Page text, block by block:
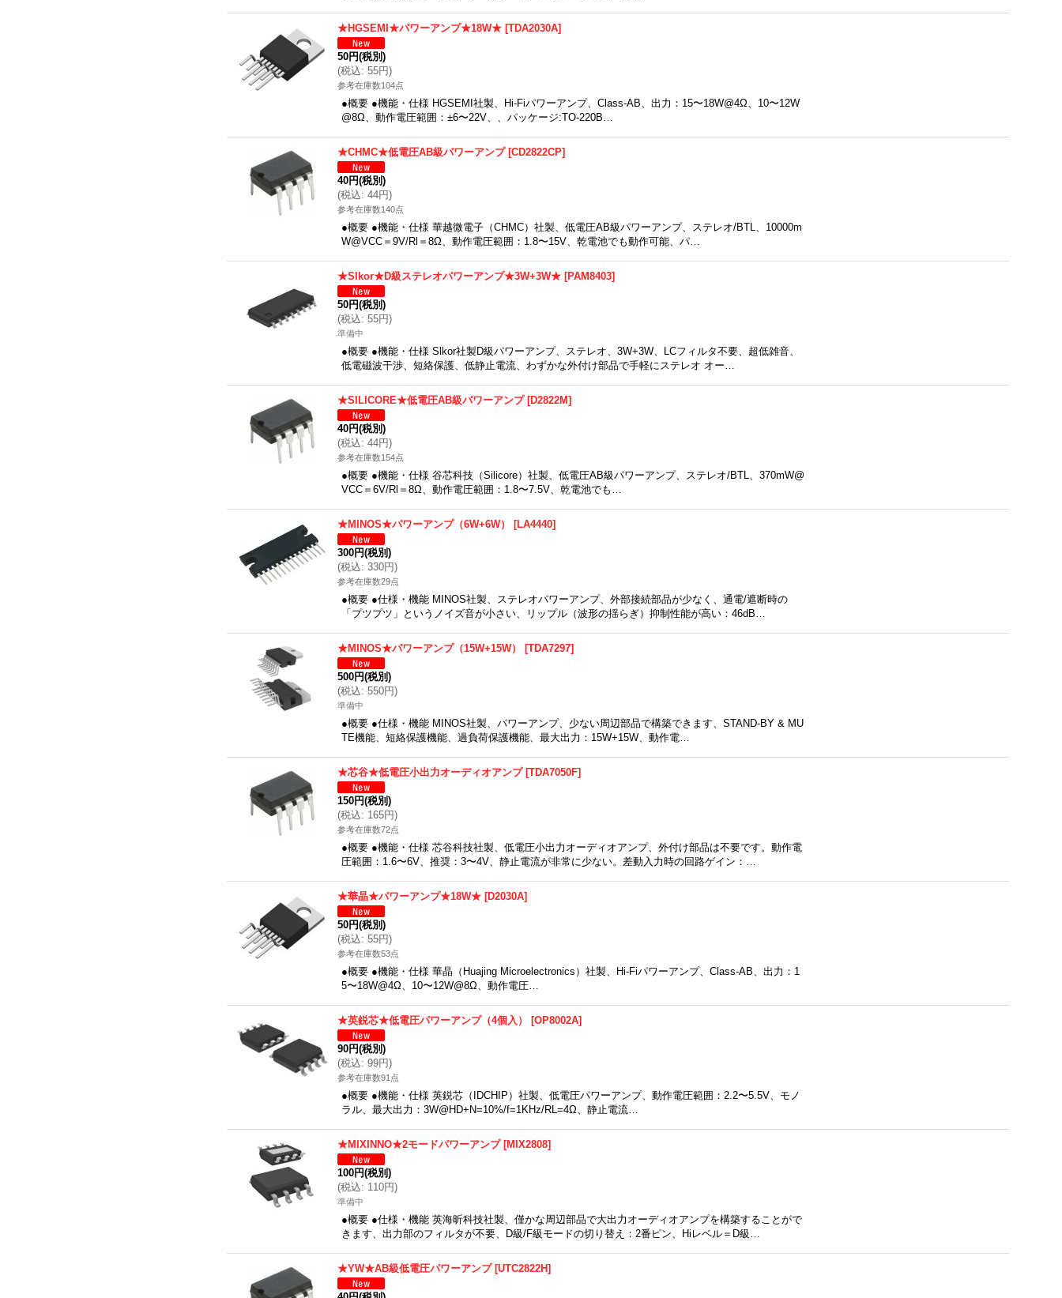
★HGSEMI★パワーアンプ★18W★ [TDA2030A]
50円(税別)
(税込: 55円)
参考在庫数104点
●概要 ●機能・仕様 HGSEMI社製、Hi-Fiパワーアンプ、Class-AB、出力：15〜18W@4Ω、10〜12W
@8Ω、動作電圧範囲：±6〜22V、、パッケージ:TO-220B…
★CHMC★低電圧AB級パワーアンプ [CD2822CP]
40円(税別)
(税込: 44円)
参考在庫数140点
●概要 ●機能・仕様 華越微電子（CHMC）社製、低電圧AB級パワーアンプ、ステレオ/BTL、10000m
W@VCC＝9V/Rl＝8Ω、動作電圧範囲：1.8〜15V、乾電池でも動作可能、パ…
★Slkor★D級ステレオパワーアンプ★3W+3W★ [PAM8403]
50円(税別)
(税込: 55円)
準備中
●概要 ●機能・仕様 Slkor社製D級パワーアンプ、ステレオ、3W+3W、LCフィルタ不要、超低雑音、
低電磁波干渉、短絡保護、低静止電流、わずかな外付け部品で手軽にステレオ オー…
★SILICORE★低電圧AB級パワーアンプ [D2822M]
40円(税別)
(税込: 44円)
参考在庫数154点
●概要 ●機能・仕様 谷芯科技（Silicore）社製、低電圧AB級パワーアンプ、ステレオ/BTL、370mW@
VCC＝6V/Rl＝8Ω、動作電圧範囲：1.8〜7.5V、乾電池でも…
★MINOS★パワーアンプ（6W+6W） [LA4440]
300円(税別)
(税込: 330円)
参考在庫数29点
●概要 ●仕様・機能 MINOS社製、ステレオパワーアンプ、外部接続部品が少なく、通電/遮断時の
「プツプツ」というノイズ音が小さい、リップル（波形の揺らぎ）抑制性能が高い：46dB…
★MINOS★パワーアンプ（15W+15W） [TDA7297]
500円(税別)
(税込: 550円)
準備中
●概要 ●仕様・機能 MINOS社製、パワーアンプ、少ない周辺部品で構築できます、STAND-BY & MU
TE機能、短絡保護機能、過負荷保護機能、最大出力：15W+15W、動作電…
★芯谷★低電圧小出力オーディオアンプ [TDA7050F]
150円(税別)
(税込: 165円)
参考在庫数72点
●概要 ●機能・仕様 芯谷科技社製、低電圧小出力オーディオアンプ、外付け部品は不要です。動作電
圧範囲：1.6〜6V、推奨：3〜4V、静止電流が非常に少ない。差動入力時の回路ゲイン：…
★華晶★パワーアンプ★18W★ [D2030A]
50円(税別)
(税込: 55円)
参考在庫数53点
●概要 ●機能・仕様 華晶（Huajing Microelectronics）社製、Hi-Fiパワーアンプ、Class-AB、出力：1
5〜18W@4Ω、10〜12W@8Ω、動作電圧…
★英鋭芯★低電圧パワーアンプ（4個入） [OP8002A]
90円(税別)
(税込: 99円)
参考在庫数91点
●概要 ●機能・仕様 英鋭芯（IDCHIP）社製、低電圧パワーアンプ、動作電圧範囲：2.2〜5.5V、モノ
ラル、最大出力：3W@HD+N=10%/f=1KHz/RL=4Ω、静止電流…
★MIXINNO★2モードパワーアンプ [MIX2808]
100円(税別)
(税込: 110円)
準備中
●概要 ●仕様・機能 英海昕科技社製、僅かな周辺部品で大出力オーディオアンプを構築することがで
きます、出力部のフィルタが不要、D級/F級モードの切り替え：2番ピン、Hiレベル＝D級…
★YW★AB級低電圧パワーアンプ [UTC2822H]